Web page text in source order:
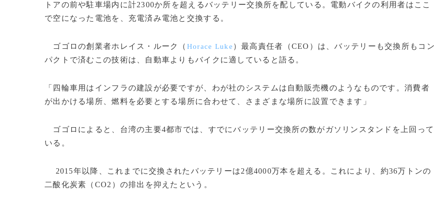
トアの前や駐車場内に計2300か所を超えるバッテリー交換所を配している。電動バイクの利用者はここ
で空になった電池を、充電済み電池と交換する。
ゴゴロの創業者ホレイス・ルーク（ Horace Luke ）最高責任者（CEO）は、バッテリーも交換所もコ
パクトで済むこの技術は、自動車よりもバイクに適していると語る。
「四輪車用はインフラの建設が必要ですが、わが社のシステムは自動販売機のようなものです。消費者
が出かける場所、燃料を必要とする場所に合わせて、さまざまな場所に設置できます」
ゴゴロによると、台湾の主要4都市では、すでにバッテリー交換所の数がガソリンスタンドを上回って
いる。
2015年以降、これまでに交換されたバッテリーは2億4000万本を超える。これにより、約36万トンの
二酸化炭素（CO2）の排出を抑えたという。